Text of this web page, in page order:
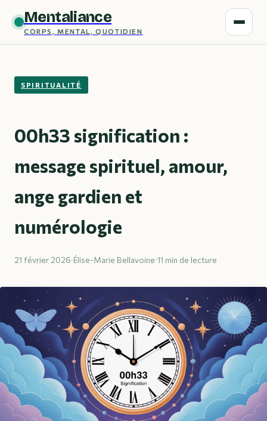
Mentaliance
CORPS, MENTAL, QUOTIDIEN
SPIRITUALITÉ
00h33 signification :
message spirituel, amour,
ange gardien et
numérologie
21 février 2026·Élise-Marie Bellavoine·11 min de lecture